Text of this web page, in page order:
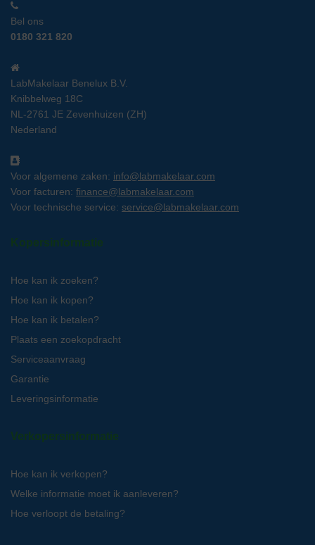
Bel ons
0180 321 820
LabMakelaar Benelux B.V.
Knibbelweg 18C
NL-2761 JE Zevenhuizen (ZH)
Nederland
Voor algemene zaken: info@labmakelaar.com
Voor facturen: finance@labmakelaar.com
Voor technische service: service@labmakelaar.com
Kopersinformatie
Hoe kan ik zoeken?
Hoe kan ik kopen?
Hoe kan ik betalen?
Plaats een zoekopdracht
Serviceaanvraag
Garantie
Leveringsinformatie
Verkopersinformatie
Hoe kan ik verkopen?
Welke informatie moet ik aanleveren?
Hoe verloopt de betaling?